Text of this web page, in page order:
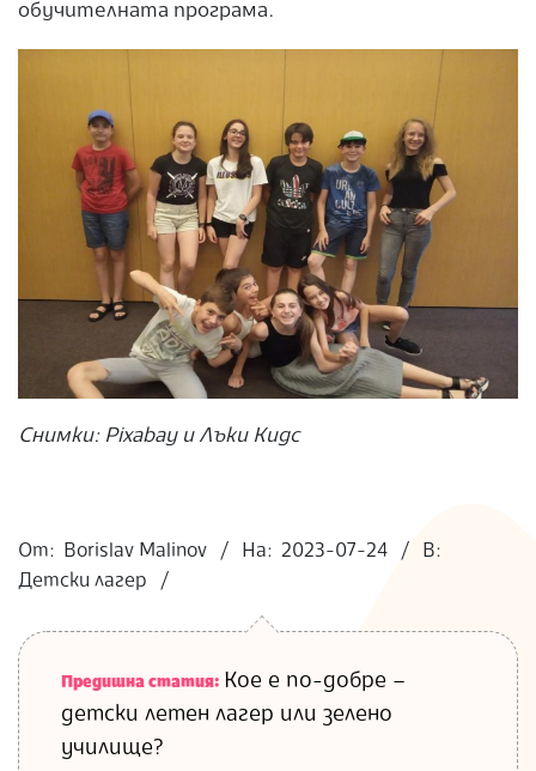
обучителната програма.
Снимки: Pixabay и Лъки Кидс
07-
24
От: Borislav Malinov На: 2023-07-24
В:
Детски лагер
Предишна статия: Кое е по-добре –
детски летен лагер или зелено
училище?